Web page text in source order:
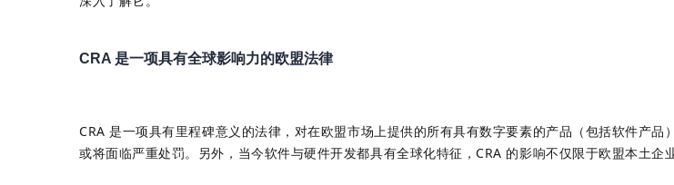
CRA 是一项具有全球影响力的欧盟法律
CRA 是一项具有里程碑意义的法律，对在欧盟市场上提供的所有具有数字要素的产品（包括软件产
或将面临严重处罚。另外，当今软件与硬件开发都具有全球化特征，CRA 的影响不仅限于欧盟本土企